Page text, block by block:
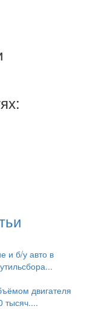
и б/у авто в
двигателя
тысяч....